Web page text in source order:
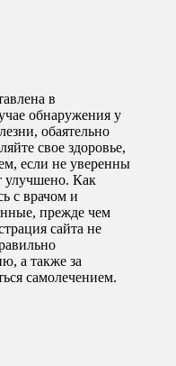
в
обнаружения у
обаятельно
свое здоровье,
если не уверенны
улучшено. Как
с врачом и
прежде чем
сайта не
а также за
самолечением.